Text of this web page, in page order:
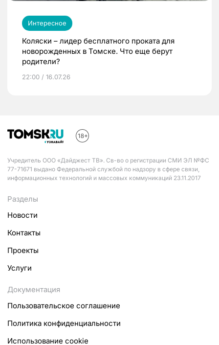
Интересное
Коляски – лидер бесплатного проката для
новорожденных в Томске. Что еще берут
родители?
22:00 / 16.07.26
Учредитель ООО «Дайджест ТВ». Св-во о регистрации СМИ ЭЛ №ФС
77-71671 выдано Федеральной службой по надзору в сфере связи,
информационных технологий и массовых коммуникаций 23.11.2017
Разделы
Новости
Контакты
Проекты
Услуги
Документация
Пользовательское соглашение
Политика конфиденциальности
Использование cookie